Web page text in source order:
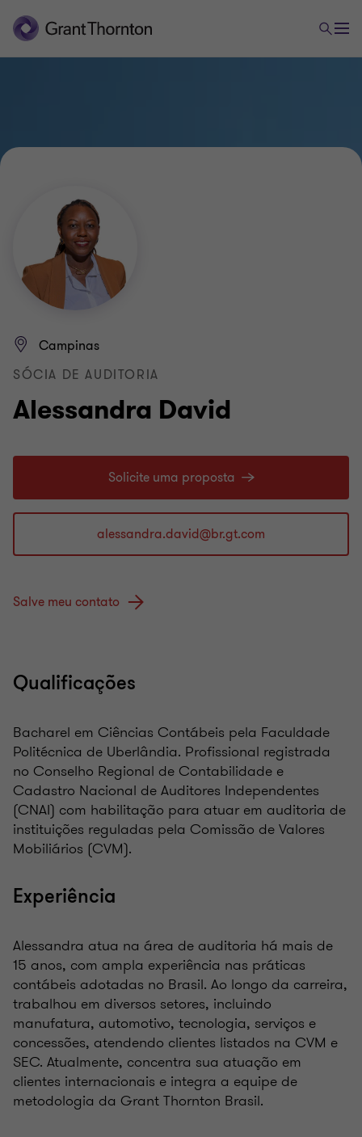
Alessandra David
Campinas
SÓCIA DE AUDITORIA
Solicite uma proposta
Salve meu contato
Qualificações
Bacharel em Ciências Contábeis pela Faculdade
Politécnica de Uberlândia. Profissional registrada
no Conselho Regional de Contabilidade e
Cadastro Nacional de Auditores Independentes
(CNAI) com habilitação para atuar em auditoria de
instituições reguladas pela Comissão de Valores
Mobiliários (CVM).
Experiência
Alessandra atua na área de auditoria há mais de
15 anos, com ampla experiência nas práticas
contábeis adotadas no Brasil. Ao longo da carreira,
trabalhou em diversos setores, incluindo
manufatura, automotivo, tecnologia, serviços e
concessões, atendendo clientes listados na CVM e
SEC. Atualmente, concentra sua atuação em
clientes internacionais e integra a equipe de
metodologia da Grant Thornton Brasil.